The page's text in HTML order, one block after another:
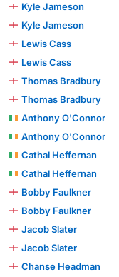
Kyle Jameson
Kyle Jameson
Lewis Cass
Lewis Cass
Thomas Bradbury
Thomas Bradbury
Anthony O'Connor
Anthony O'Connor
Cathal Heffernan
Cathal Heffernan
Bobby Faulkner
Bobby Faulkner
Jacob Slater
Jacob Slater
Chanse Headman